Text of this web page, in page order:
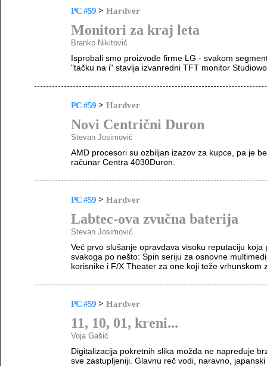
PC #59 > Hardver
Monitori za kraj leta
Branko Nikitović
Isprobali smo proizvode firme LG - svakom
"tačku na i" stavlja izvanredni TFT monitor
PC #59 > Hardver
Novi Centrični Duron
Stevan Josimović
AMD procesori su ozbiljan izazov za kupce, pa je
računar Centra 4030Duron.
PC #59 > Hardver
Labtec-ova zvučna baterija
Stevan Josimović
Već prvo slušanje opravdava visoku reputaciju
svakoga po nešto: Spin seriju za osnovne
korisnike i F/X Theater za one koji teže vrhunskom
PC #59 > Hardver
11, 10, 01, kreni...
Voja Gašić
Digitalizacija pokretnih slika možda ne napreduje
sve zastupljeniji. Glavnu reč vodi, naravno, japanski